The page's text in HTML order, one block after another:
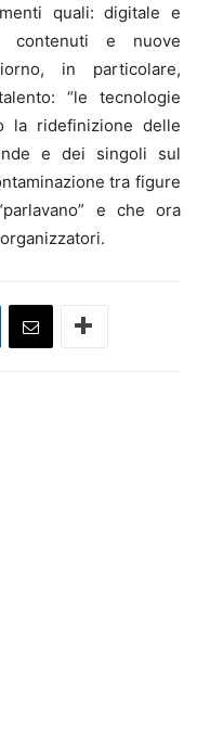
quali: digitale e
contenuti e nuove
in particolare,
“le tecnologie
la ridefinizione delle
e dei singoli sul
tra figure
e che ora